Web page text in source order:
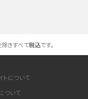
・注意点などを解説
きすべて税込です。
トについて
ついて